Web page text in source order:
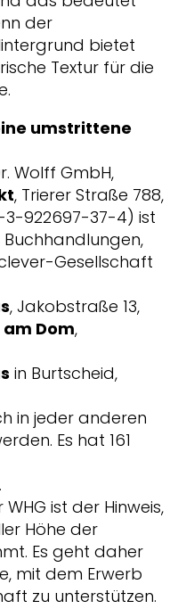
der
bietet
Textur für die
umstrittene
Wolff GmbH,
, Trierer Straße 788,
3-922697-37-4) ist
Gesellschaft
, Jakobstraße 13,
Dom,
in Burtscheid,
in jeder anderen
Es hat 161
ist der Hinweis,
Höhe der
Es geht daher
mit dem Erwerb
zu unterstützen.